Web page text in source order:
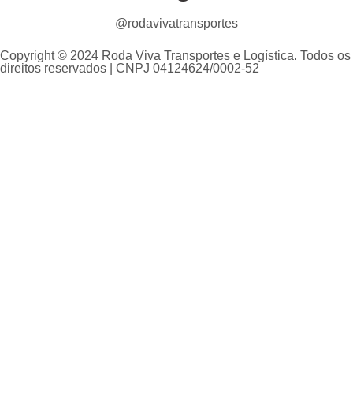
@rodavivatransportes
Copyright © 2024 Roda Viva Transportes e Logística. Todos os
direitos reservados | CNPJ 04124624/0002-52